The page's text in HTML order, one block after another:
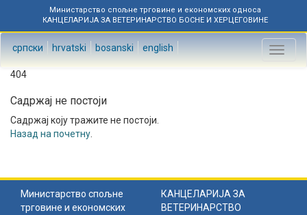
Министарство спољне трговине и економских односа
КАНЦЕЛАРИЈА ЗА ВЕТЕРИНАРСТВО БОСНЕ И ХЕРЦЕГОВИНЕ
српски hrvatski bosanski english
Toggle
404
Садржај не постоји
Садржај коју тражите не постоји.
Назад на почетну
Министарство спољне
трговине и економских
КАНЦЕЛАРИЈА ЗА
ВЕТЕРИНАРСТВО